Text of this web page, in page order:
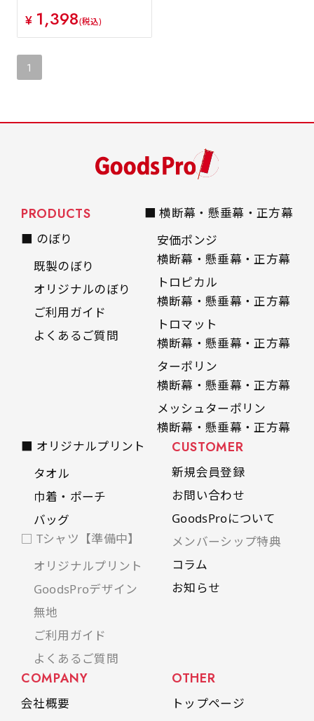
¥ 1,398(税込)
1
PRODUCTS
■ のぼり
既製のぼり
オリジナルのぼり
ご利用ガイド
よくあるご質問
■ 横断幕・懸垂幕・正方幕
安価ポンジ
横断幕・懸垂幕・正方幕
トロピカル
横断幕・懸垂幕・正方幕
トロマット
横断幕・懸垂幕・正方幕
ターポリン
横断幕・懸垂幕・正方幕
メッシュターポリン
横断幕・懸垂幕・正方幕
■ オリジナルプリント
タオル
巾着・ポーチ
バッグ
□ Tシャツ【準備中】
オリジナルプリント
GoodsProデザイン
無地
ご利用ガイド
よくあるご質問
CUSTOMER
新規会員登録
お問い合わせ
GoodsProについて
メンバーシップ特典
コラム
お知らせ
COMPANY
会社概要
OTHER
トップページ